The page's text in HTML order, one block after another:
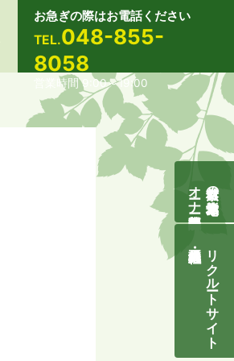
お急ぎの際はお電話ください
TEL.048-855-
8058
営業時間 9:00～19:00
自然素材の無垢木造住宅
オーナー様募集説明会
リクルートサイト